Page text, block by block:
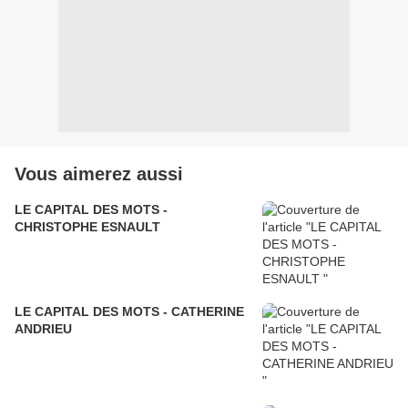
Vous aimerez aussi
LE CAPITAL DES MOTS -
CHRISTOPHE ESNAULT
LE CAPITAL DES MOTS - CATHERINE
ANDRIEU